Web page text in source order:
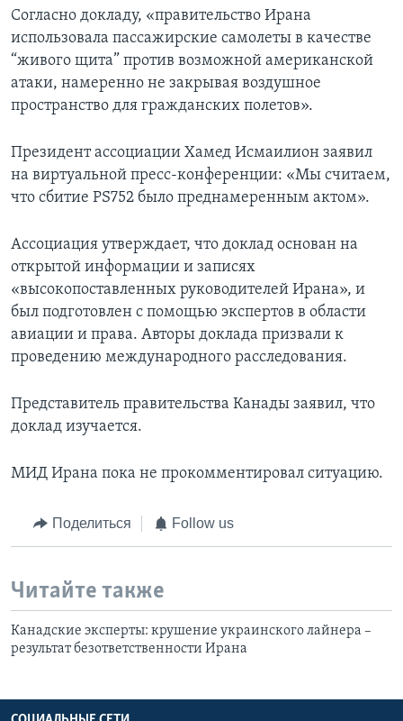
Согласно докладу, «правительство Ирана
использовала пассажирские самолеты в качестве
“живого щита” против возможной американской
атаки, намеренно не закрывая воздушное
пространство для гражданских полетов».
Президент ассоциации Хамед Исмаилион заявил
на виртуальной пресс-конференции: «Мы считаем,
что сбитие PS752 было преднамеренным актом».
Ассоциация утверждает, что доклад основан на
открытой информации и записях
«высокопоставленных руководителей Ирана», и
был подготовлен с помощью экспертов в области
авиации и права. Авторы доклада призвали к
проведению международного расследования.
Представитель правительства Канады заявил, что
доклад изучается.
МИД Ирана пока не прокомментировал ситуацию.
Поделиться Follow us
Читайте также
Канадские эксперты: крушение украинского лайнера –
результат безответственности Ирана